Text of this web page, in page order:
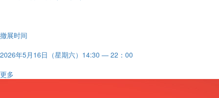
撤展时间
2026年5月16日（星期六）14:30 — 22：00
更多